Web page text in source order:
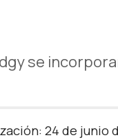
se
24 de junio